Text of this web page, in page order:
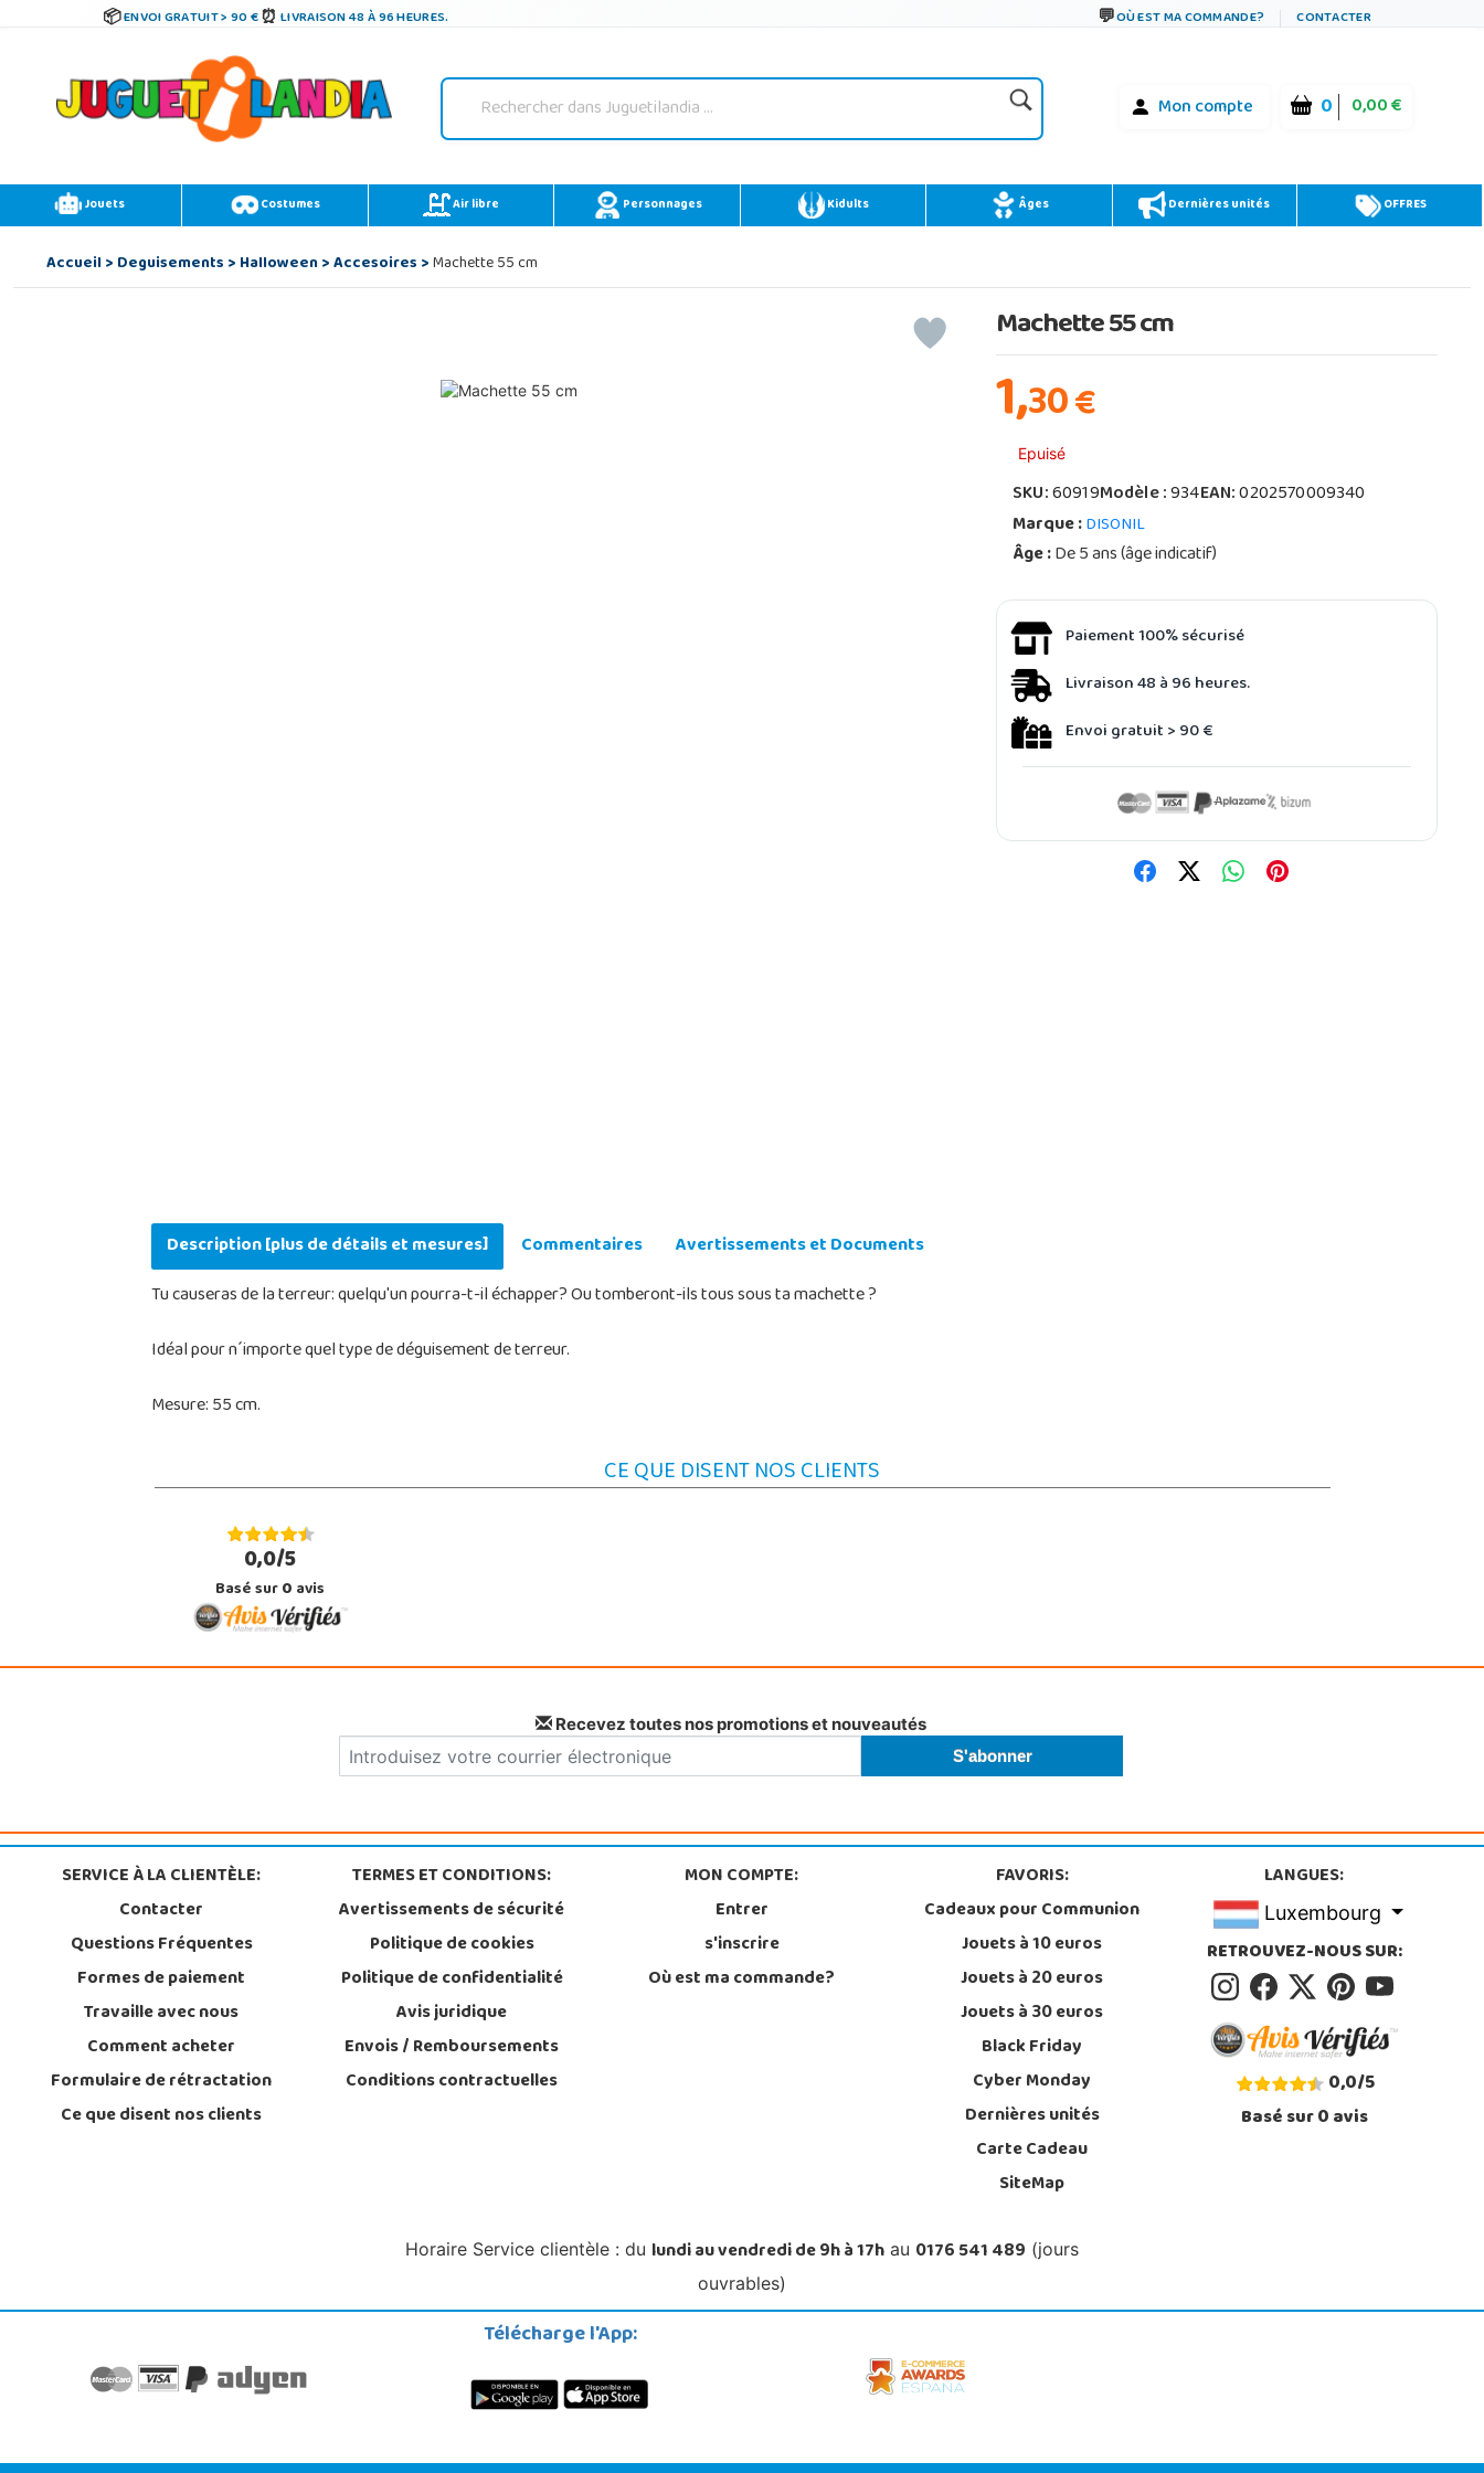
ENVOI GRATUIT > 90 € LIVRAISON 48 À 96 HEURES. OÙ EST MA COMMANDE? CONTACTER
Mon compte 0 0,00 €
Jouets Costumes Air libre Personnages Kidults Âges Dernières unités OFFRES
Accueil>Deguisements>Halloween>Accesoires>Machette 55 cm
Machette 55 cm
1,30€
Epuisé
SKU:60919Modèle :934EAN:0202570009340
Marque :DISONIL
Âge :De 5 ans (âge indicatif)
Paiement 100% sécurisé
Livraison 48 à 96 heures.
Envoi gratuit > 90 €
Description [plus de détails et mesures] Commentaires
Avertissements et Documents
Tu causeras de la terreur: quelqu'un pourra-t-il échapper? Ou tomberont-ils tous sous ta machette ?
Idéal pour n´importe quel type de déguisement de terreur.
Mesure: 55 cm.
CE QUE DISENT NOS CLIENTS
0,0/5
Basé sur0avis
Recevez toutes nos promotions et nouveautés
SERVICE À LA CLIENTÈLE:
Contacter
Questions Fréquentes
Formes de paiement
Travaille avec nous
Comment acheter
Formulaire de rétractation
Ce que disent nos clients
TERMES ET CONDITIONS:
Avertissements de sécurité
Politique de cookies
Politique de confidentialité
Avis juridique
Envois / Remboursements
Conditions contractuelles
MON COMPTE:
Entrer
s'inscrire
Où est ma commande?
FAVORIS:
Cadeaux pour Communion
Jouets à 10 euros
Jouets à 20 euros
Jouets à 30 euros
Black Friday
Cyber Monday
Dernières unités
Carte Cadeau
SiteMap
LANGUES:
Luxembourg
RETROUVEZ-NOUS SUR:
0,0/5
Basé sur0avis
Horaire Service clientèle : du lundi au vendredi de 9h à 17h au 0176 541 489 (jours
ouvrables)
Télécharge l'App: